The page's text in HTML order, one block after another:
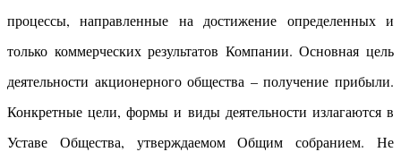
процессы, направленные на достижение определенных и
только коммерческих результатов Компании. Основная цель
деятельности акционерного общества – получение прибыли.
Конкретные цели, формы и виды деятельности излагаются в
Уставе Общества, утверждаемом Общим собранием. Не